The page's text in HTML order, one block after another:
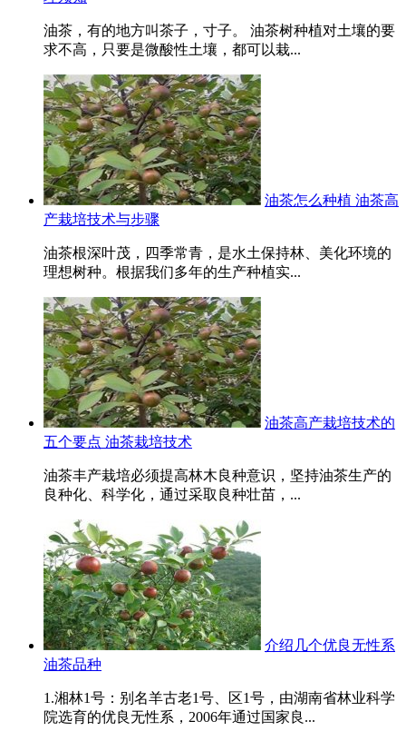
油茶，有的地方叫茶子，寸子。 油茶树种植对土壤的要
求不高，只要是微酸性土壤，都可以栽...
油茶怎么种植 油茶高
产栽培技术与步骤
油茶根深叶茂，四季常青，是水土保持林、美化环境的
理想树种。根据我们多年的生产种植实...
油茶高产栽培技术的
五个要点 油茶栽培技术
油茶丰产栽培必须提高林木良种意识，坚持油茶生产的
良种化、科学化，通过采取良种壮苗，...
介绍几个优良无性系
油茶品种
1.湘林1号：别名羊古老1号、区1号，由湖南省林业科学
院选育的优良无性系，2006年通过国家良...